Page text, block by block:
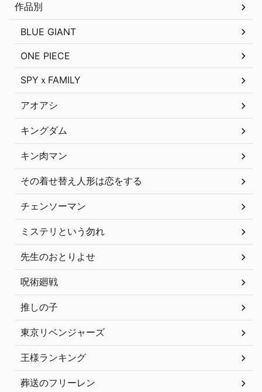
作品別
BLUE GIANT
ONE PIECE
SPYｘFAMILY
アオアシ
キングダム
キン肉マン
その着せ替え人形は恋をする
チェンソーマン
ミステリという勿れ
先生のおとりよせ
呪術廻戦
推しの子
東京リベンジャーズ
王様ランキング
葬送のフリーレン